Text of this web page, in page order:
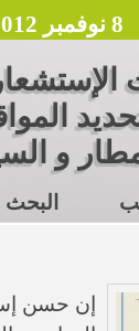
8 نوفمبر 2012
و
البحث
إن حسن